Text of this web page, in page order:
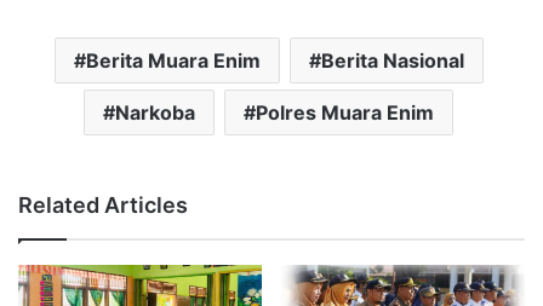
Berita Muara Enim Berita Nasional
Narkoba Polres Muara Enim
Related Articles